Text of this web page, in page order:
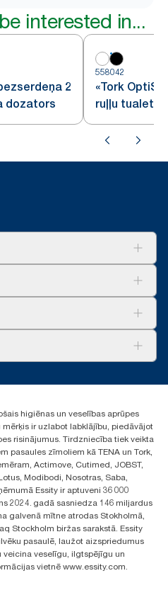
interested in...
2
dozators
558042
«Tork
ruļļu
higiēnas un veselības aprūpes
ir uzlabot labklājību, piedāvājot
risinājumus. Tirdzniecība tiek veikta
pasaules zīmoliem kā TENA un Tork,
Actimove, Cutimed, JOBST,
Modibodi, Nosotras, Saba,
Essity ir aptuveni 36 000
2024. gadā sasniedza 146 miljardus
galvenā mītne atrodas Stokholmā,
Stockholm biržas sarakstā. Essity
pasaulē, laužot aizspriedumus
veicina veselīgu, ilgtspējīgu un
vietnē www.essity.com.